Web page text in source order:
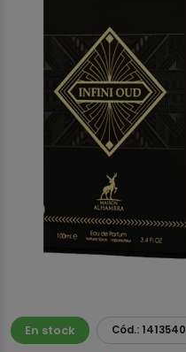
En stock Cód.: 1413540